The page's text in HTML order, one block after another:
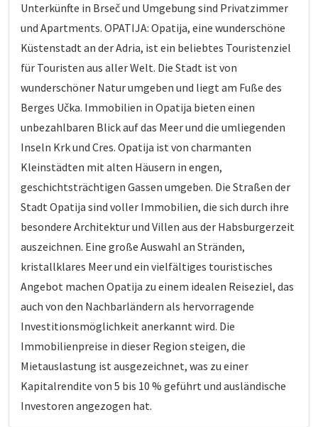
Unterkünfte in Brseč und Umgebung sind Privatzimmer
und Apartments. OPATIJA: Opatija, eine wunderschöne
Küstenstadt an der Adria, ist ein beliebtes Touristenziel
für Touristen aus aller Welt. Die Stadt ist von
wunderschöner Natur umgeben und liegt am Fuße des
Berges Učka. Immobilien in Opatija bieten einen
unbezahlbaren Blick auf das Meer und die umliegenden
Inseln Krk und Cres. Opatija ist von charmanten
Kleinstädten mit alten Häusern in engen,
geschichtsträchtigen Gassen umgeben. Die Straßen der
Stadt Opatija sind voller Immobilien, die sich durch ihre
besondere Architektur und Villen aus der Habsburgerzeit
auszeichnen. Eine große Auswahl an Stränden,
kristallklares Meer und ein vielfältiges touristisches
Angebot machen Opatija zu einem idealen Reiseziel, das
auch von den Nachbarländern als hervorragende
Investitionsmöglichkeit anerkannt wird. Die
Immobilienpreise in dieser Region steigen, die
Mietauslastung ist ausgezeichnet, was zu einer
Kapitalrendite von 5 bis 10 % geführt und ausländische
Investoren angezogen hat.